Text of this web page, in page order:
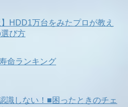
】HDD1万台をみたプロが教え
び方
命ランキング
識しない！■困ったときのチェ